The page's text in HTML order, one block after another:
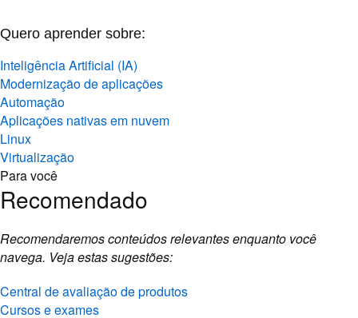
Quero aprender sobre:
Inteligência Artificial (IA)
Modernização de aplicações
Automação
Aplicações nativas em nuvem
Linux
Virtualização
Para você
Recomendado
Recomendaremos conteúdos relevantes enquanto você
navega. Veja estas sugestões:
Central de avaliação de produtos
Cursos e exames